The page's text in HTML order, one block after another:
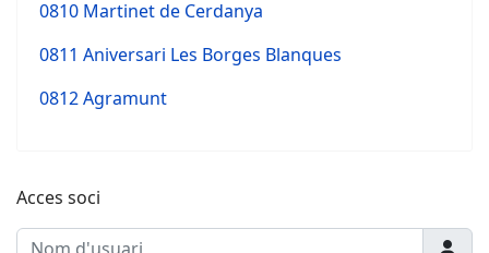
0810 Martinet de Cerdanya
0811 Aniversari Les Borges Blanques
0812 Agramunt
Acces soci
Nom d'usuari